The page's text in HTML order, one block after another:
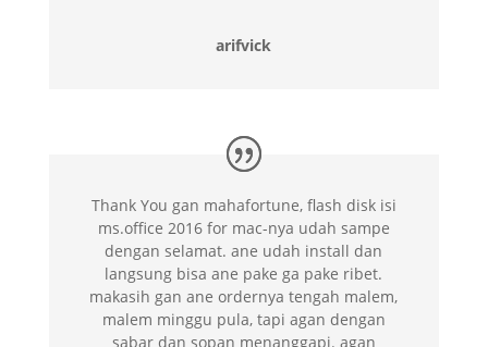
arifvick
Thank You gan mahafortune, flash disk isi
ms.office 2016 for mac-nya udah sampe
dengan selamat. ane udah install dan
langsung bisa ane pake ga pake ribet.
makasih gan ane ordernya tengah malem,
malem minggu pula, tapi agan dengan
sabar dan sopan menanggapi. agan